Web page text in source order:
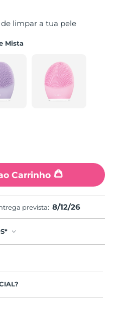
limpar a tua pele
Mista
Carrinho
prevista: 8/12/26
qualquer problema até
pelo Luna FOFO
é de 90 dias.
de maquilhagem da pele.